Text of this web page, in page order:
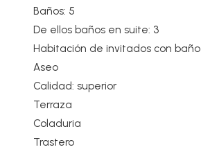
Baños: 5
De ellos baños en suite: 3
Habitación de invitados con baño
Aseo
Calidad: superior
Terraza
Coladuria
Trastero